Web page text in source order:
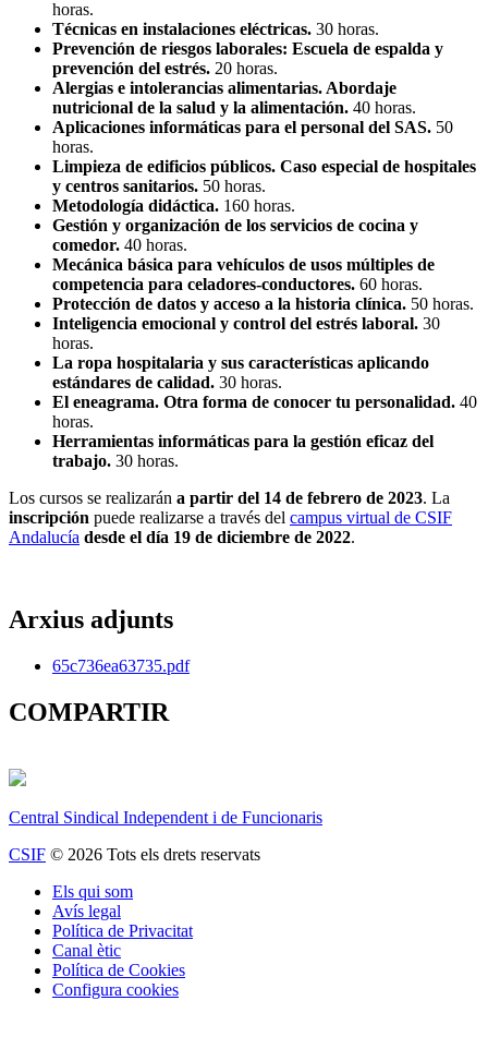
horas.
Técnicas en instalaciones eléctricas. 30 horas.
Prevención de riesgos laborales: Escuela de espalda y
prevención del estrés. 20 horas.
Alergias e intolerancias alimentarias. Abordaje
nutricional de la salud y la alimentación. 40 horas.
Aplicaciones informáticas para el personal del SAS. 50
horas.
Limpieza de edificios públicos. Caso especial de hospitales
y centros sanitarios. 50 horas.
Metodología didáctica. 160 horas.
Gestión y organización de los servicios de cocina y
comedor. 40 horas.
Mecánica básica para vehículos de usos múltiples de
competencia para celadores-conductores. 60 horas.
Protección de datos y acceso a la historia clínica. 50 horas.
Inteligencia emocional y control del estrés laboral. 30
horas.
La ropa hospitalaria y sus características aplicando
estándares de calidad. 30 horas.
El eneagrama. Otra forma de conocer tu personalidad. 40
horas.
Herramientas informáticas para la gestión eficaz del
trabajo. 30 horas.
Los cursos se realizarán a partir del 14 de febrero de 2023. La
inscripción puede realizarse a través del campus virtual de CSIF
Andalucía desde el día 19 de diciembre de 2022.
Arxius adjunts
65c736ea63735.pdf
COMPARTIR
Central Sindical Independent i de Funcionaris
CSIF © 2026 Tots els drets reservats
Els qui som
Avís legal
Política de Privacitat
Canal ètic
Política de Cookies
Configura cookies